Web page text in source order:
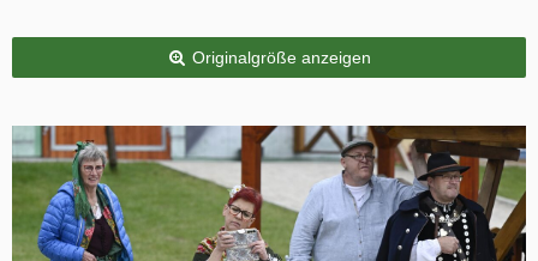
Originalgröße anzeigen